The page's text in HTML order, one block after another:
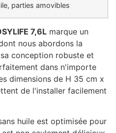
parties amovibles
7,6L marque un
nous abordons la
conception robuste et
dans n'importe
dimensions de H 35 cm x
de l'installer facilement
huile est optimisée pour